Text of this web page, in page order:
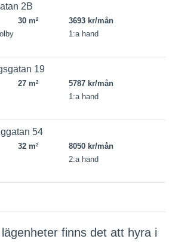
2B
30 m2
3693 kr/mån
1:a hand
19
27 m2
5787 kr/mån
1:a hand
54
32 m2
8050 kr/mån
2:a hand
finns det att hyra i